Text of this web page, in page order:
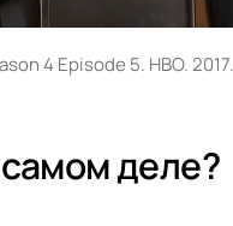
4 Episode 5. HBO. 2017.
деле?